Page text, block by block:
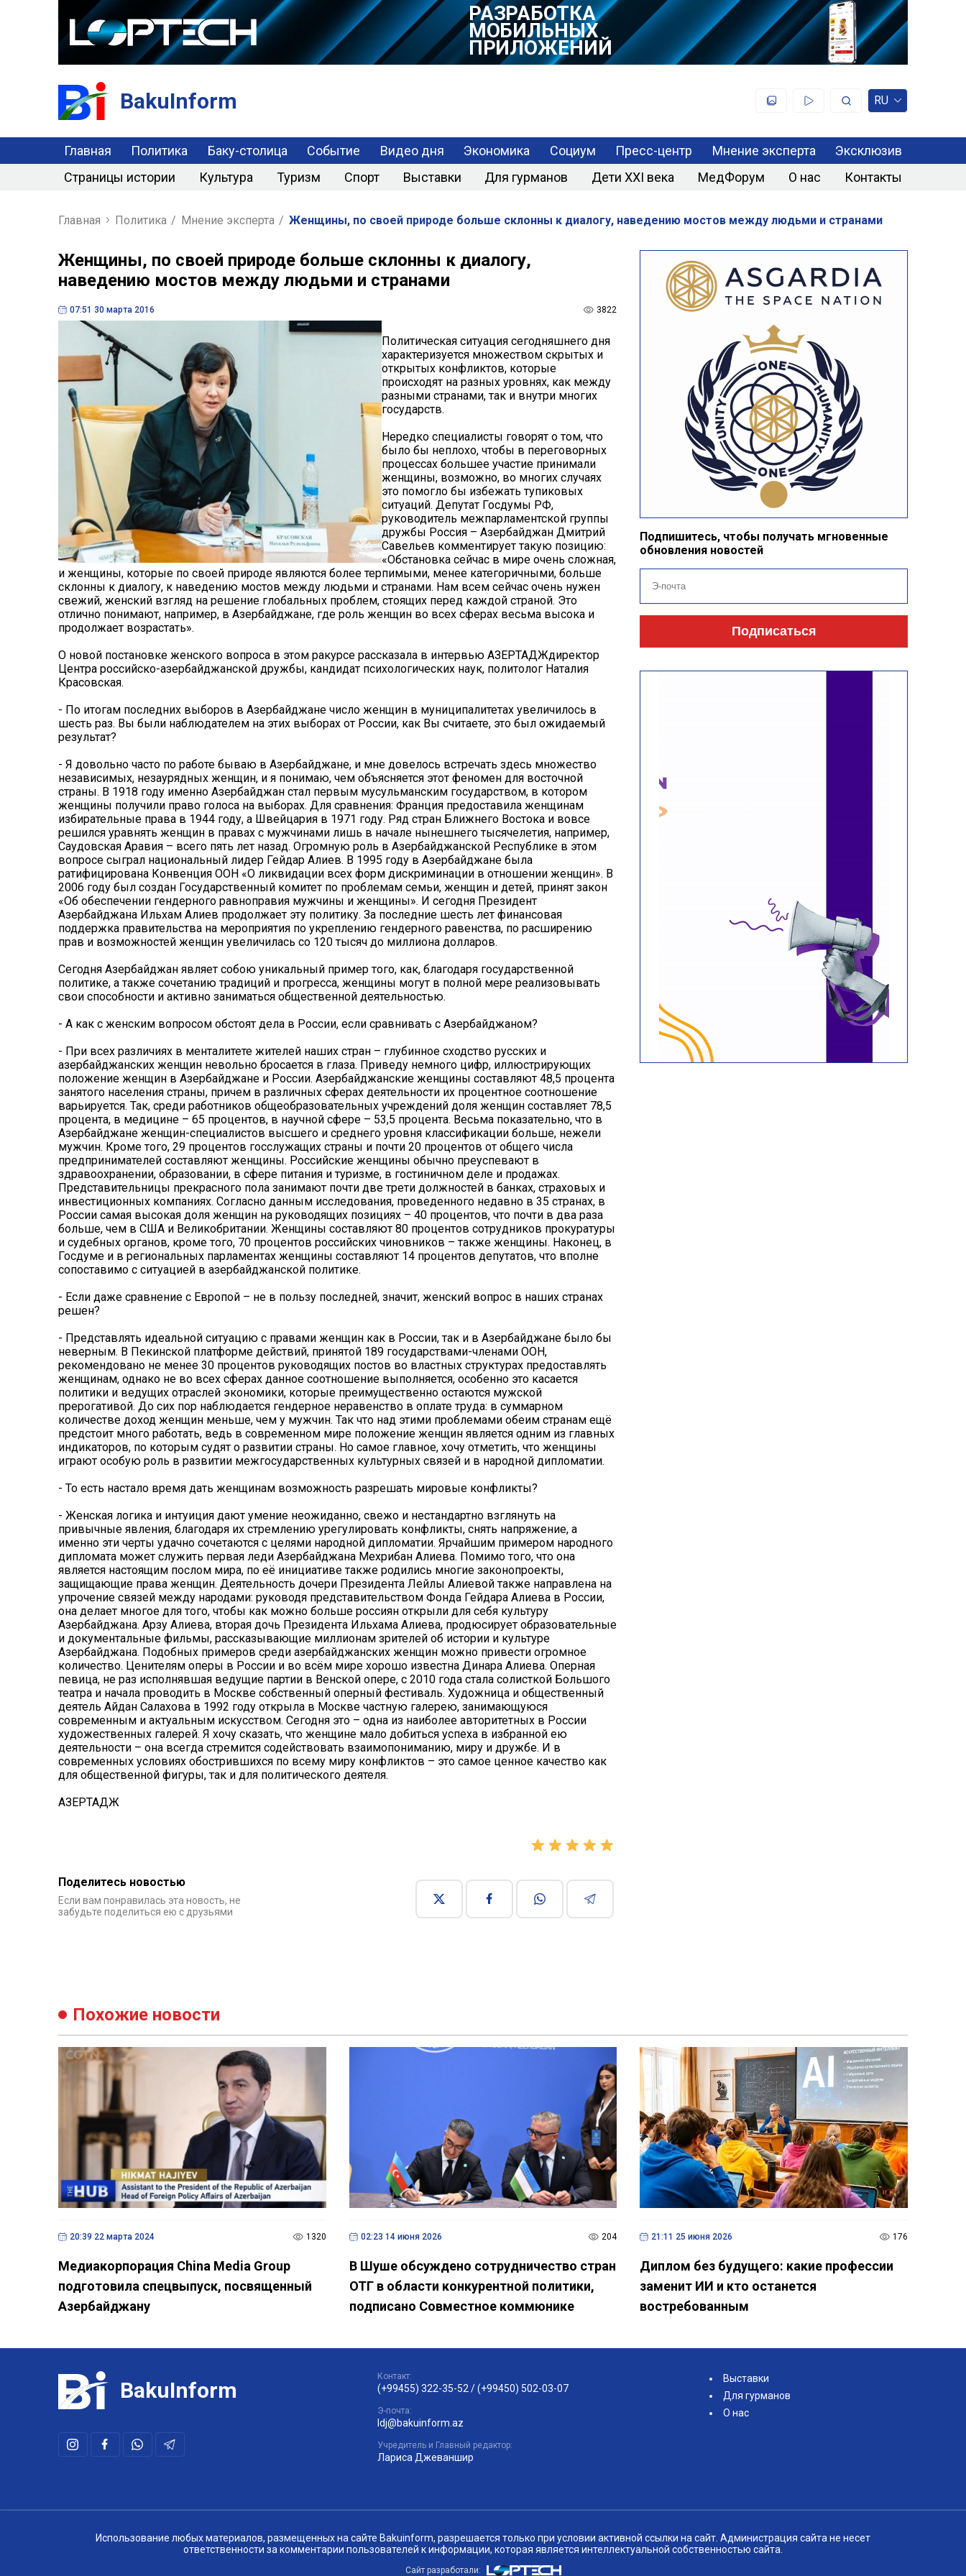
РАЗРАБОТКА
МОБИЛЬНЫХ
ПРИЛОЖЕНИЙ
BakuInform RU
Главная Политика Баку-столица Событие Видео дня Экономика Социум Пресс-центр Мнение эксперта
Эксклюзив
Страницы истории
Культура Туризм Спорт Выставки Для гурманов Дети XXI века МедФорум О нас Контакты
Главная Политика / Мнение эксперта / Женщины, по своей природе больше склонны к диалогу, наведению мостов между людьми и странами
Женщины, по своей природе больше склонны к диалогу,
наведению мостов между людьми и странами
07:51 30 марта 2016 3822
Политическая ситуация сегодняшнего дня
характеризуется множеством скрытых и
открытых конфликтов, которые
происходят на разных уровнях, как между
разными странами, так и внутри многих
государств.
Нередко специалисты говорят о том, что
было бы неплохо, чтобы в переговорных
процессах большее участие принимали
женщины, возможно, во многих случаях
это помогло бы избежать тупиковых
ситуаций. Депутат Госдумы РФ,
руководитель межпарламентской группы
дружбы Россия – Азербайджан Дмитрий
Савельев комментирует такую позицию:
«Обстановка сейчас в мире очень сложная,
и женщины, которые по своей природе являются более терпимыми, менее категоричными, больше
склонны к диалогу, к наведению мостов между людьми и странами. Нам всем сейчас очень нужен
свежий, женский взгляд на решение глобальных проблем, стоящих перед каждой страной. Это
отлично понимают, например, в Азербайджане, где роль женщин во всех сферах весьма высока и
продолжает возрастать».
О новой постановке женского вопроса в этом ракурсе рассказала в интервью АЗЕРТАДЖдиректор
Центра российско-азербайджанской дружбы, кандидат психологических наук, политолог Наталия
Красовская.
- По итогам последних выборов в Азербайджане число женщин в муниципалитетах увеличилось в
шесть раз. Вы были наблюдателем на этих выборах от России, как Вы считаете, это был ожидаемый
результат?
- Я довольно часто по работе бываю в Азербайджане, и мне довелось встречать здесь множество
независимых, незаурядных женщин, и я понимаю, чем объясняется этот феномен для восточной
страны. В 1918 году именно Азербайджан стал первым мусульманским государством, в котором
женщины получили право голоса на выборах. Для сравнения: Франция предоставила женщинам
избирательные права в 1944 году, а Швейцария в 1971 году. Ряд стран Ближнего Востока и вовсе
решился уравнять женщин в правах с мужчинами лишь в начале нынешнего тысячелетия, например,
Саудовская Аравия – всего пять лет назад. Огромную роль в Азербайджанской Республике в этом
вопросе сыграл национальный лидер Гейдар Алиев. В 1995 году в Азербайджане была
ратифицирована Конвенция ООН «О ликвидации всех форм дискриминации в отношении женщин». В
2006 году был создан Государственный комитет по проблемам семьи, женщин и детей, принят закон
«Об обеспечении гендерного равноправия мужчины и женщины». И сегодня Президент
Азербайджана Ильхам Алиев продолжает эту политику. За последние шесть лет финансовая
поддержка правительства на мероприятия по укреплению гендерного равенства, по расширению
прав и возможностей женщин увеличилась со 120 тысяч до миллиона долларов.
Сегодня Азербайджан являет собою уникальный пример того, как, благодаря государственной
политике, а также сочетанию традиций и прогресса, женщины могут в полной мере реализовывать
свои способности и активно заниматься общественной деятельностью.
- А как с женским вопросом обстоят дела в России, если сравнивать с Азербайджаном?
- При всех различиях в менталитете жителей наших стран – глубинное сходство русских и
азербайджанских женщин невольно бросается в глаза. Приведу немного цифр, иллюстрирующих
положение женщин в Азербайджане и России. Азербайджанские женщины составляют 48,5 процента
занятого населения страны, причем в различных сферах деятельности их процентное соотношение
варьируется. Так, среди работников общеобразовательных учреждений доля женщин составляет 78,5
процента, в медицине – 65 процентов, в научной сфере – 53,5 процента. Весьма показательно, что в
Азербайджане женщин-специалистов высшего и среднего уровня классификации больше, нежели
мужчин. Кроме того, 29 процентов госслужащих страны и почти 20 процентов от общего числа
предпринимателей составляют женщины. Российские женщины обычно преуспевают в
здравоохранении, образовании, в сфере питания и туризме, в гостиничном деле и продажах.
Представительницы прекрасного пола занимают почти две трети должностей в банках, страховых и
инвестиционных компаниях. Согласно данным исследования, проведенного недавно в 35 странах, в
России самая высокая доля женщин на руководящих позициях – 40 процентов, что почти в два раза
больше, чем в США и Великобритании. Женщины составляют 80 процентов сотрудников прокуратуры
и судебных органов, кроме того, 70 процентов российских чиновников – также женщины. Наконец, в
Госдуме и в региональных парламентах женщины составляют 14 процентов депутатов, что вполне
сопоставимо с ситуацией в азербайджанской политике.
- Если даже сравнение с Европой – не в пользу последней, значит, женский вопрос в наших странах
решен?
- Представлять идеальной ситуацию с правами женщин как в России, так и в Азербайджане было бы
неверным. В Пекинской платформе действий, принятой 189 государствами-членами ООН,
рекомендовано не менее 30 процентов руководящих постов во властных структурах предоставлять
женщинам, однако не во всех сферах данное соотношение выполняется, особенно это касается
политики и ведущих отраслей экономики, которые преимущественно остаются мужской
прерогативой. До сих пор наблюдается гендерное неравенство в оплате труда: в суммарном
количестве доход женщин меньше, чем у мужчин. Так что над этими проблемами обеим странам ещё
предстоит много работать, ведь в современном мире положение женщин является одним из главных
индикаторов, по которым судят о развитии страны. Но самое главное, хочу отметить, что женщины
играют особую роль в развитии межгосударственных культурных связей и в народной дипломатии.
- То есть настало время дать женщинам возможность разрешать мировые конфликты?
- Женская логика и интуиция дают умение неожиданно, свежо и нестандартно взглянуть на
привычные явления, благодаря их стремлению урегулировать конфликты, снять напряжение, а
именно эти черты удачно сочетаются с целями народной дипломатии. Ярчайшим примером народного
дипломата может служить первая леди Азербайджана Мехрибан Алиева. Помимо того, что она
является настоящим послом мира, по её инициативе также родились многие законопроекты,
защищающие права женщин. Деятельность дочери Президента Лейлы Алиевой также направлена на
упрочение связей между народами: руководя представительством Фонда Гейдара Алиева в России,
она делает многое для того, чтобы как можно больше россиян открыли для себя культуру
Азербайджана. Арзу Алиева, вторая дочь Президента Ильхама Алиева, продюсирует образовательные
и документальные фильмы, рассказывающие миллионам зрителей об истории и культуре
Азербайджана. Подобных примеров среди азербайджанских женщин можно привести огромное
количество. Ценителям оперы в России и во всём мире хорошо известна Динара Алиева. Оперная
певица, не раз исполнявшая ведущие партии в Венской опере, с 2010 года стала солисткой Большого
театра и начала проводить в Москве собственный оперный фестиваль. Художница и общественный
деятель Айдан Салахова в 1992 году открыла в Москве частную галерею, занимающуюся
современным и актуальным искусством. Сегодня это – одна из наиболее авторитетных в России
художественных галерей. Я хочу сказать, что женщине мало добиться успеха в избранной ею
деятельности – она всегда стремится содействовать взаимопониманию, миру и дружбе. И в
современных условиях обострившихся по всему миру конфликтов – это самое ценное качество как
для общественной фигуры, так и для политического деятеля.
АЗЕРТАДЖ
Поделитесь новостью
Если вам понравилась эта новость, не
забудьте поделиться ею с друзьями
Подпишитесь, чтобы получать мгновенные
обновления новостей
Подписаться
Похожие новости
20:39 22 марта 2024 1320
Медиакорпорация China Media Group
подготовила спецвыпуск, посвященный
Азербайджану
02:23 14 июня 2026 204
В Шуше обсуждено сотрудничество стран
ОТГ в области конкурентной политики,
подписано Совместное коммюнике
21:11 25 июня 2026 176
Диплом без будущего: какие профессии
заменит ИИ и кто останется
востребованным
BakuInform
Контакт:
(+99455) 322-35-52 /(+99450) 502-03-07
Э-почта:
ldj@bakuinform.az
Учредитель и Главный редактор:
Лариса Джеваншир
Выставки
Для гурманов
О нас
Использование любых материалов, размещенных на сайте Bakuinform, разрешается только при условии активной ссылки на сайт. Администрация сайта не несет
ответственности за комментарии пользователей к информации, которая является интеллектуальной собственностью сайта.
Сайт разработали: